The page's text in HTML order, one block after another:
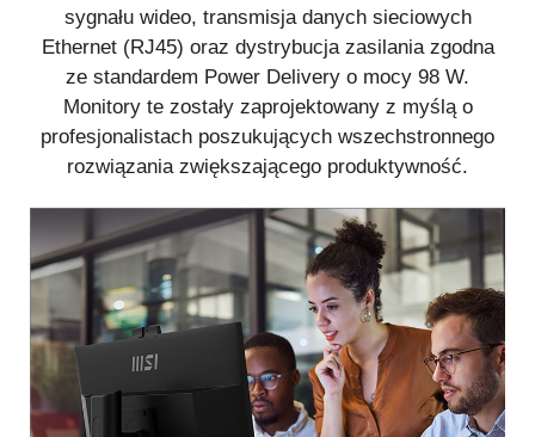
sygnału wideo, transmisja danych sieciowych
Ethernet (RJ45) oraz dystrybucja zasilania zgodna
ze standardem Power Delivery o mocy 98 W.
Monitory te zostały zaprojektowany z myślą o
profesjonalistach poszukujących wszechstronnego
rozwiązania zwiększającego produktywność.